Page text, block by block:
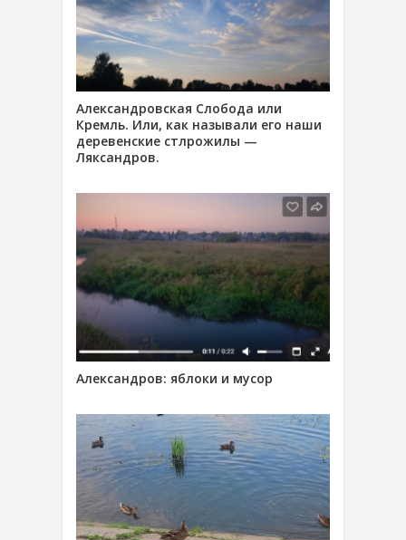
Александровская Слобода или
Кремль. Или, как называли его наши
деревенские стлрожилы —
Ляксандров.
Александров: яблоки и мусор